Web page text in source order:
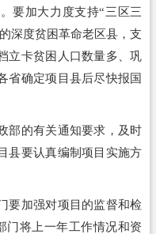
要加大力度支持“三区三
深度贫困革命老区县，支
立卡贫困人口数量多、巩
省确定项目县后尽快报国
部的有关通知要求，及时
县要认真编制项目实施方
要加强对项目的监督和检
门将上一年工作情况和资